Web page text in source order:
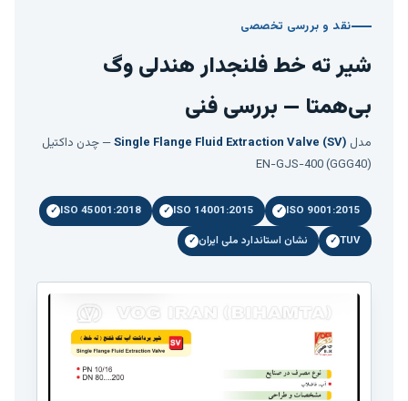
نقد و بررسی تخصصی
شیر ته خط فلنجدار هندلی وگ
بی‌همتا — بررسی فنی
مدل Single Flange Fluid Extraction Valve (SV)— چدن داکتیل
EN-GJS-400 (GGG40)
ISO 9001:2015
ISO 14001:2015
ISO 45001:2018
TUV
نشان استاندارد ملی ایران